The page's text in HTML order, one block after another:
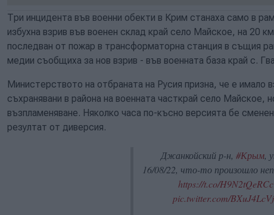
Три инцидента във военни обекти в Крим станаха само в
избухна взрив във военен склад край село Майское, на 20
последван от пожар в трансформаторна станция в същия
медии съобщиха за нов взрив - във военната база край с.
Министерството на отбраната на Русия призна, че е имало
съхранявани в района на военната часткрай село Майское,
възпламеняване. Няколко часа по-късно версията бе
резултат от диверсия.
Джанкойский р-н,#Крым,
16/08/22, что-то произошло
https://t.co/H9N2tQeRCc
pic.twitter.com/